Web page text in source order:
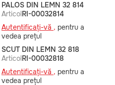
PALOS DIN LEMN 32 814
ArticolRI-00032814
Autentificați-vă , pentru a
vedea prețul
SCUT DIN LEMN 32 818
ArticolRI-00032818
Autentificați-vă , pentru a
vedea prețul